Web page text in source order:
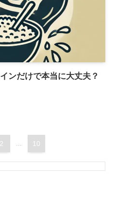
ンだけで本当に大丈夫？
2 ... 10